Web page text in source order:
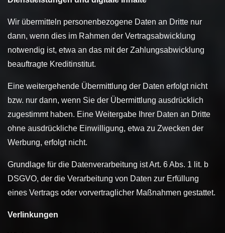
Wir übermitteln personenbezogene Daten an Dritte nur
dann, wenn dies im Rahmen der Vertragsabwicklung
notwendig ist, etwa an das mit der Zahlungsabwicklung
beauftragte Kreditinstitut.
Eine weitergehende Übermittlung der Daten erfolgt nicht
bzw. nur dann, wenn Sie der Übermittlung ausdrücklich
zugestimmt haben. Eine Weitergabe Ihrer Daten an Dritte
ohne ausdrückliche Einwilligung, etwa zu Zwecken der
Werbung, erfolgt nicht.
Grundlage für die Datenverarbeitung ist Art. 6 Abs. 1 lit. b
DSGVO, der die Verarbeitung von Daten zur Erfüllung
eines Vertrags oder vorvertraglicher Maßnahmen gestattet.
Verlinkungen